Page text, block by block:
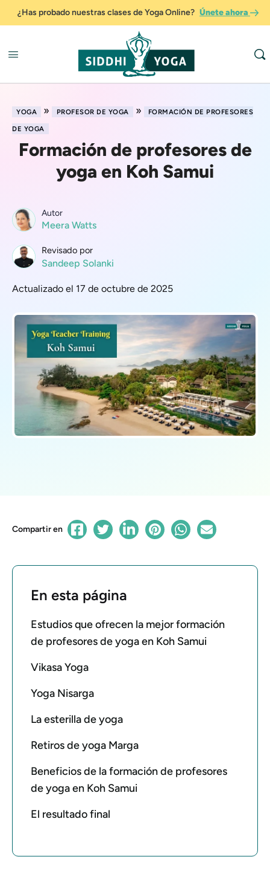
¿Has probado nuestras clases de Yoga Online? Únete ahora
YOGA » PROFESOR DE YOGA »
FORMACIÓN DE PROFESORES
DE YOGA
Formación de profesores de
yoga en Koh Samui
Autor
Meera Watts
Revisado por
Sandeep Solanki
Actualizado el 17 de octubre de 2025
Compartir en
En esta página
Estudios que ofrecen la mejor formación
de profesores de yoga en Koh Samui
Vikasa Yoga
Yoga Nisarga
La esterilla de yoga
Retiros de yoga Marga
Beneficios de la formación de profesores
de yoga en Koh Samui
El resultado final